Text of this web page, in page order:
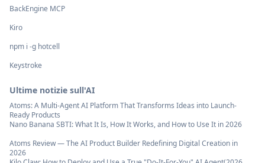
BackEngine MCP
Kiro
npm i -g hotcell
Keystroke
Ultime notizie sull'AI
Atoms: A Multi-Agent AI Platform That Transforms Ideas into Launch-
Ready Products
Nano Banana SBTI: What It Is, How It Works, and How to Use It in 2026
Atoms Review — The AI Product Builder Redefining Digital Creation in
2026